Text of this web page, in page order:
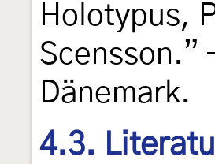
Holotypus,
Scensson.”
Dänemark.
4.3.